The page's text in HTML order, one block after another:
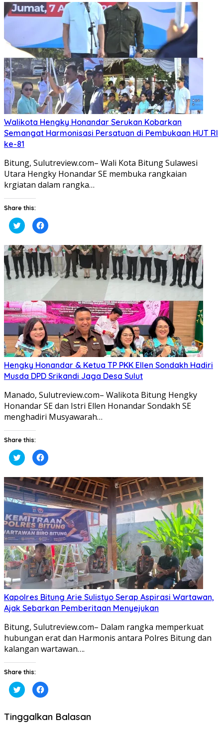
Twitter(Membuka
di
jendela
Facebook(Membuka
di
jendela
Walikota Hengky Honandar Serukan Kobarkan
Semangat Harmonisasi Persatuan di Pembukaan HUT RI
ke-81
Bitung, Sulutreview.com– Wali Kota Bitung Sulawesi
Utara Hengky Honandar SE membuka rangkaian
krgiatan dalam rangka…
Share this:
Klik
untuk
berbagi
Twitter(Membuka
di
jendela
yang
baru)
Klik
untuk
Facebook(Membuka
di
jendela
yang
baru)
Hengky Honandar & Ketua TP PKK Ellen Sondakh Hadiri
Musda DPD Srikandi Jaga Desa Sulut
Manado, Sulutreview.com– Walikota Bitung Hengky
Honandar SE dan Istri Ellen Honandar Sondakh SE
menghadiri Musyawarah…
Share this:
Klik
untuk
berbagi
Twitter(Membuka
di
jendela
yang
baru)
Klik
untuk
Facebook(Membuka
di
jendela
yang
baru)
Kapolres Bitung Arie Sulistyo Serap Aspirasi Wartawan,
Ajak Sebarkan Pemberitaan Menyejukan
Bitung, Sulutreview.com– Dalam rangka memperkuat
hubungan erat dan Harmonis antara Polres Bitung dan
kalangan wartawan….
Share this:
Klik
untuk
berbagi
Twitter(Membuka
di
jendela
Klik
untuk
Facebook(Membuka
di
Tinggalkan Balasan